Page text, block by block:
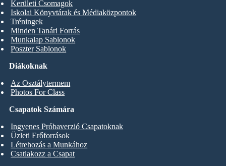
Diákoknak
Az Osztálytermem
Photos For Class
Kerületi Csomagok
Iskolai Könyvtárak és Médiaközpontok
Tréningek
Minden Tanári Forrás
Munkalap Sablonok
Poszter Sablonok
Csapatok Számára
Ingyenes Próbaverzió Csapatoknak
Üzleti Erőforrások
Létrehozás a Munkához
Csatlakozz a Csapat